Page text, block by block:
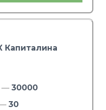
Капиталина
— 30000
30